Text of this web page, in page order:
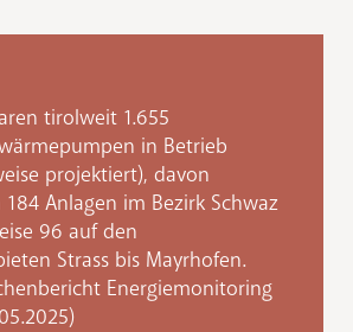
tirolweit 1.655
in Betrieb
projektiert), davon
Anlagen im Bezirk Schwaz
96 auf den
Strass bis Mayrhofen.
Energiemonitoring